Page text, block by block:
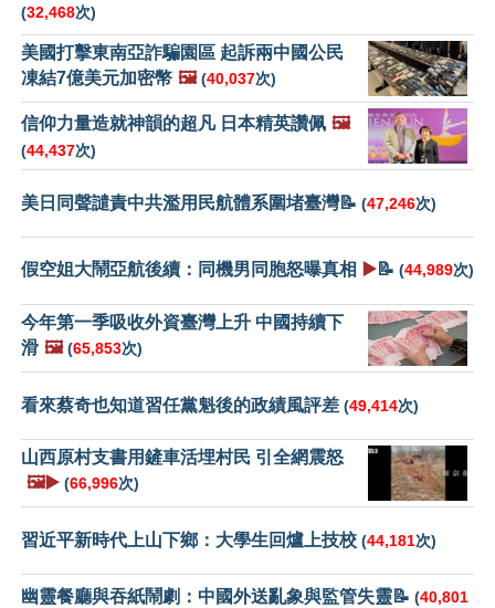
(32,468次)
美國打擊東南亞詐騙園區 起訴兩中國公民
凍結7億美元加密幣 🖼️ (40,037次)
信仰力量造就神韻的超凡 日本精英讚佩 🖼️
(44,437次)
美日同聲譴責中共濫用民航體系圍堵臺灣📝 (47,246次)
假空姐大鬧亞航後續：同機男同胞怒曝真相 ▶️📝 (44,989次)
今年第一季吸收外資臺灣上升 中國持續下
滑 🖼️ (65,853次)
看來蔡奇也知道習任黨魁後的政績風評差 (49,414次)
山西原村支書用鏟車活埋村民 引全網震怒
🖼️▶️ (66,996次)
習近平新時代上山下鄉：大學生回爐上技校 (44,181次)
幽靈餐廳與吞紙鬧劇：中國外送亂象與監管失靈📝 (40,801